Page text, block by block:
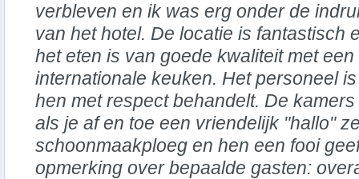
verbleven en ik was erg onder de
van het hotel. De locatie is fantastisch
het eten is van goede kwaliteit met een
internationale keuken. Het personeel
hen met respect behandelt. De
als je af en toe een vriendelijk "hallo"
schoonmaakploeg en hen een fooi
opmerking over bepaalde gasten: